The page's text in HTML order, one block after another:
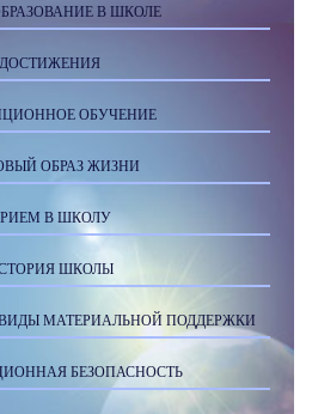
В ШКОЛЕ
ДОСТИЖЕНИЯ
ОБУЧЕНИЕ
ОБРАЗ ЖИЗНИ
В ШКОЛУ
ШКОЛЫ
МАТЕРИАЛЬНОЙ ПОДДЕРЖКИ
БЕЗОПАСНОСТЬ